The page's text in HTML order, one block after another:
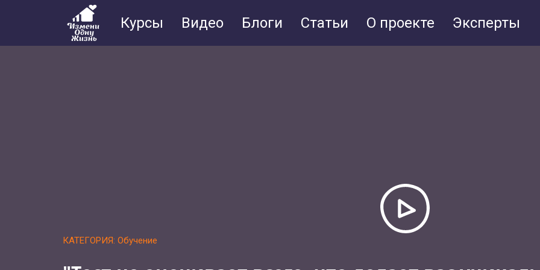
Курсы Видео Блоги Статьи О проекте Эксперты
КАТЕГОРИЯ: Обучение